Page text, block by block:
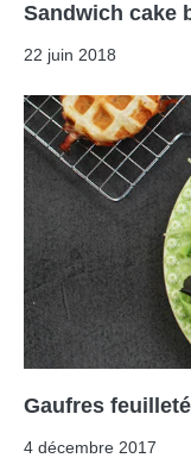
Sandwich cake
22 juin 2018
Gaufres
4 décembre 2017